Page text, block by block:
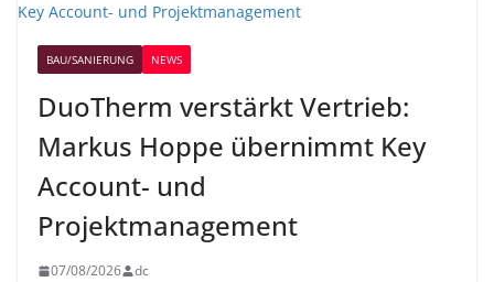
BAU/SANIERUNG NEWS
DuoTherm verstärkt Vertrieb:
Markus Hoppe übernimmt Key
Account- und
Projektmanagement
07/08/2026 dc